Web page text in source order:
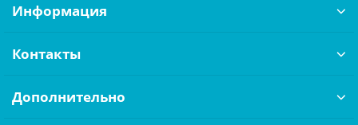
Информация
Контакты
Дополнительно